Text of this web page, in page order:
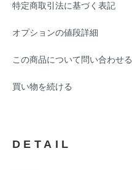
特定商取引法に基づく表記
オプションの値段詳細
この商品について問い合わせる
買い物を続ける
DETAIL